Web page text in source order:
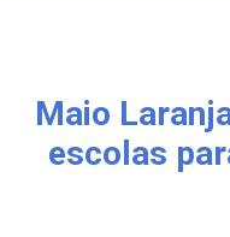
Maio
escolas